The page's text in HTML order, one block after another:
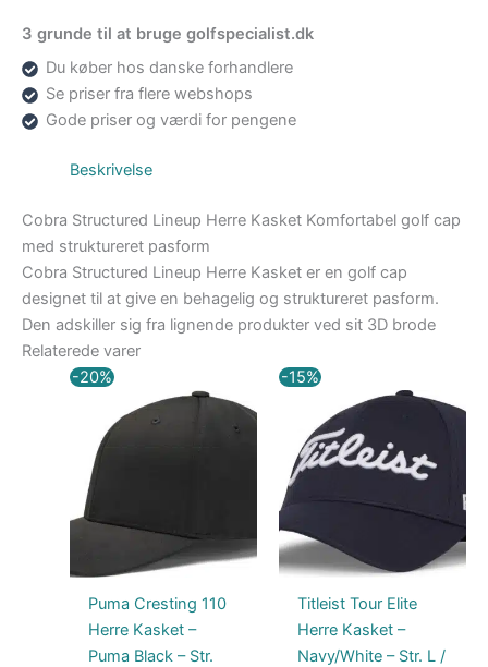
3 grunde til at bruge golfspecialist.dk
Du køber hos danske forhandlere
Se priser fra flere webshops
Gode priser og værdi for pengene
Beskrivelse
Cobra Structured Lineup Herre Kasket Komfortabel golf cap
med struktureret pasform
Cobra Structured Lineup Herre Kasket er en golf cap
designet til at give en behagelig og struktureret pasform.
Den adskiller sig fra lignende produkter ved sit 3D brode
Relaterede varer
-20%
Puma Cresting 110
Herre Kasket –
Puma Black – Str.
oprindelige aktuelle
pris
er:
199,00 kr..
-15%
Titleist Tour Elite
Herre Kasket –
Navy/White – Str. L /
oprindelige
249,00 kr..
pris